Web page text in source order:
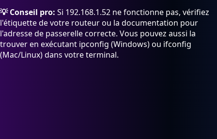
💡 Conseil pro: Si 192.168.1.52 ne fonctionne pas, vérifiez
l'étiquette de votre routeur ou la documentation pour
l'adresse de passerelle correcte. Vous pouvez aussi la
trouver en exécutant ipconfig (Windows) ou ifconfig
(Mac/Linux) dans votre terminal.